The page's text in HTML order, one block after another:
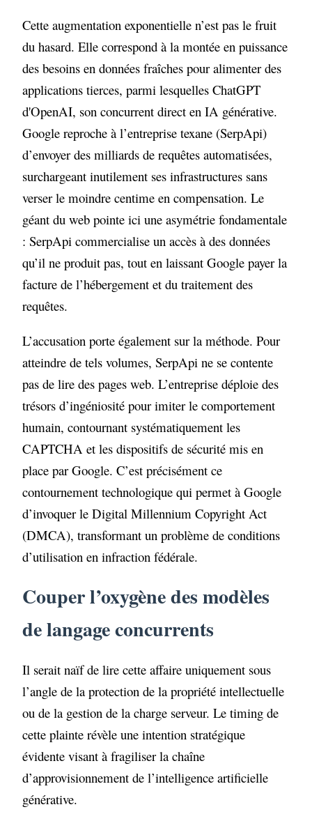
Cette augmentation exponentielle n’est pas le fruit
du hasard. Elle correspond à la montée en puissance
des besoins en données fraîches pour alimenter des
applications tierces, parmi lesquelles ChatGPT
d'OpenAI, son concurrent direct en IA générative.
Google reproche à l’entreprise texane (SerpApi)
d’envoyer des milliards de requêtes automatisées,
surchargeant inutilement ses infrastructures sans
verser le moindre centime en compensation. Le
géant du web pointe ici une asymétrie fondamentale
: SerpApi commercialise un accès à des données
qu’il ne produit pas, tout en laissant Google payer la
facture de l’hébergement et du traitement des
requêtes.
L’accusation porte également sur la méthode. Pour
atteindre de tels volumes, SerpApi ne se contente
pas de lire des pages web. L’entreprise déploie des
trésors d’ingéniosité pour imiter le comportement
humain, contournant systématiquement les
CAPTCHA et les dispositifs de sécurité mis en
place par Google. C’est précisément ce
contournement technologique qui permet à Google
d’invoquer le Digital Millennium Copyright Act
(DMCA), transformant un problème de conditions
d’utilisation en infraction fédérale.
Couper l’oxygène des modèles
de langage concurrents
Il serait naïf de lire cette affaire uniquement sous
l’angle de la protection de la propriété intellectuelle
ou de la gestion de la charge serveur. Le timing de
cette plainte révèle une intention stratégique
évidente visant à fragiliser la chaîne
d’approvisionnement de l’intelligence artificielle
générative.